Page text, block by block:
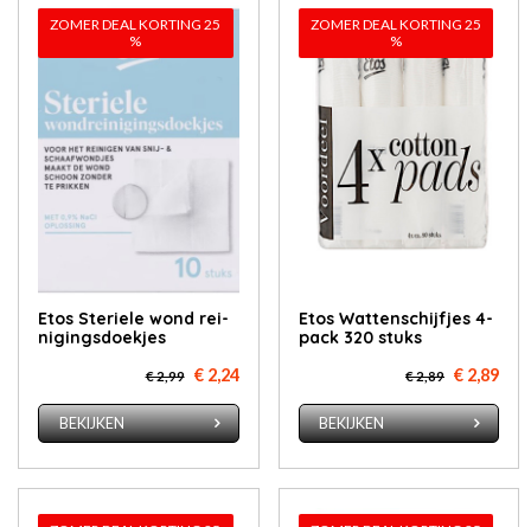
ZOMER DEAL KORTING 25
%
Etos Ste­rie­le wond rei­
ni­gings­doek­jes
€ 2,99 € 2,24
BEKIJKEN
ZOMER DEAL KORTING 25
%
Etos Wat­ten­schijf­jes 4-
pack 320 stuks
€ 2,89 € 2,89
BEKIJKEN